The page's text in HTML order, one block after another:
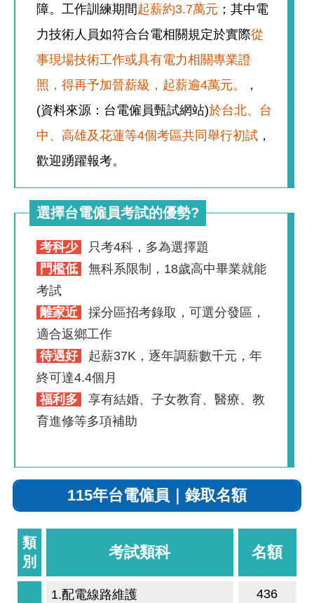
障。工作訓練期間起薪約3.7萬元 ；其中電
力技術人員如符合台電相關規定於實際從
事現場技術工作或具有電力相關專業證
照，得再予加晉薪級，起薪逾4萬元。
，
(資料來源：台電僱員甄試網站)於台北、台
中、高雄及花蓮等4個考區共同舉行初試，
歡迎踴躍報考。
選擇台電僱員考試的優勢?
考科少
只考4科，多為選擇題
門檻低
無科系限制，18歲高中畢業就能
考試
離家近
採分區招考錄取，可選分發區，
適合返鄉工作
待遇好
起薪37K，逐年調薪數千元，年
終可達4.4個月
福利多
享有結婚、子女教育、醫療、教
育進修等多項補助
115年台電僱員｜錄取名額
類
別
考試類科 名額
1.配電線路維護 436